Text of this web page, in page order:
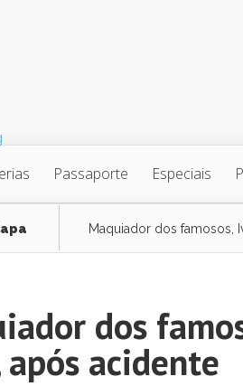
Passaporte Especiais
Maquiador dos famosos,
dos
após acidente